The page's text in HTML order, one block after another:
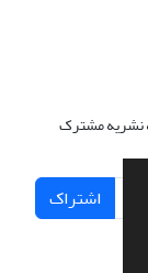
نشریه مشترک
اشتراک